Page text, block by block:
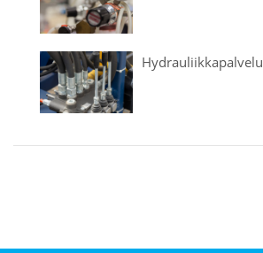
Hydrauliikka­palvelu